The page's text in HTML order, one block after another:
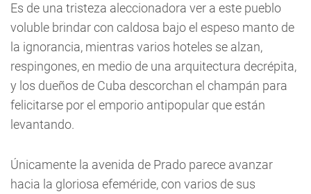
Es de una tristeza aleccionadora ver a este pueblo
voluble brindar con caldosa bajo el espeso manto de
la ignorancia, mientras varios hoteles se alzan,
respingones, en medio de una arquitectura decrépita,
y los dueños de Cuba descorchan el champán para
felicitarse por el emporio antipopular que están
levantando.
Únicamente la avenida de Prado parece avanzar
hacia la gloriosa efeméride, con varios de sus